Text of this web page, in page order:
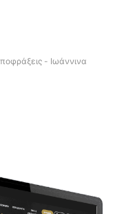
- Ιωάννινα